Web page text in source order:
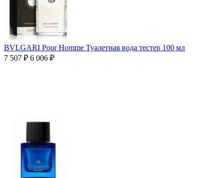
BVLGARI Pour Homme Туалетная вода тестер 100 мл
7 507 ₽ 6 006 ₽